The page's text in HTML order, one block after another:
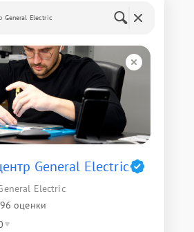
General Electric
General Electric
Electric
оценки